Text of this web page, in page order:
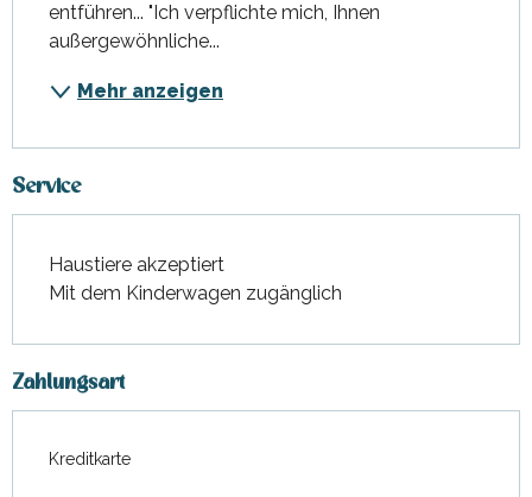
entführen... "Ich verpflichte mich, Ihnen
außergewöhnliche...
Mehr anzeigen
Service
Haustiere akzeptiert
Mit dem Kinderwagen zugänglich
Zahlungsart
Kreditkarte